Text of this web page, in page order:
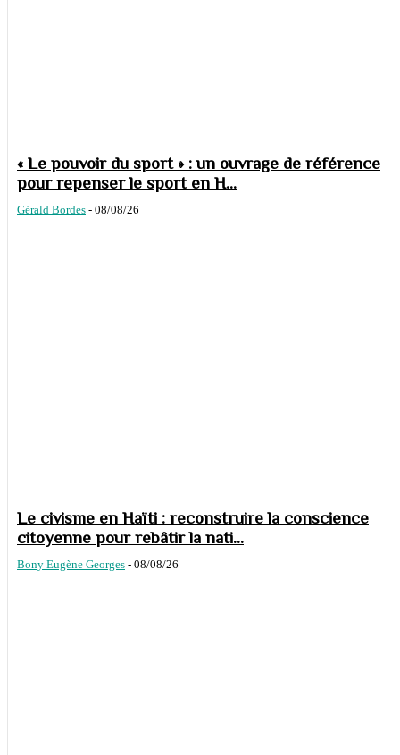
« Le pouvoir du sport » : un ouvrage de référence
pour repenser le sport en H...
Gérald Bordes - 08/08/26
Le civisme en Haïti : reconstruire la conscience
citoyenne pour rebâtir la nati...
Bony Eugène Georges - 08/08/26